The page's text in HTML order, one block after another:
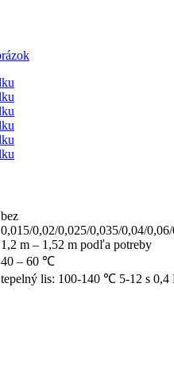
bez
0,015/0,02/0,025/0,035/0,04/0,06/
1,2 m – 1,52 m podľa potreby
40 – 60 ℃
tepelný lis: 100-140 ℃ 5-12 s 0,4